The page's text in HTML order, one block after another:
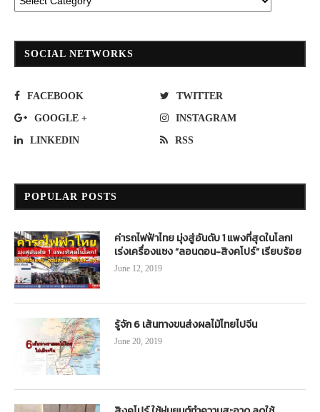
SOCIAL NETWORKS
FACEBOOK TWITTER
GOOGLE + INSTAGRAM
LINKEDIN RSS
POPULAR POSTS
ค่ารถไฟฟ้าไทย มุ่งสู่อันดับ 1 แพงที่สุดในโลก!
เร่งเครื่องแซง “ลอนดอน-สิงคโปร์” เรียบร้อย
June 12, 2019
รู้จัก 6 เส้นทางขนส่งผลไม้ไทยไปจีน
June 20, 2019